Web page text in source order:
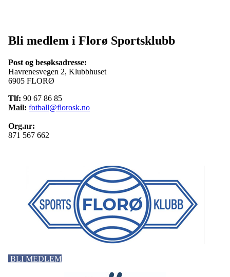
Bli medlem i Florø Sportsklubb
Post og besøksadresse:
Havrenesvegen 2, Klubbhuset
6905 FLORØ
Tlf: 90 67 86 85
Mail: fotball@florosk.no
Org.nr:
871 567 662
BLI MEDLEM